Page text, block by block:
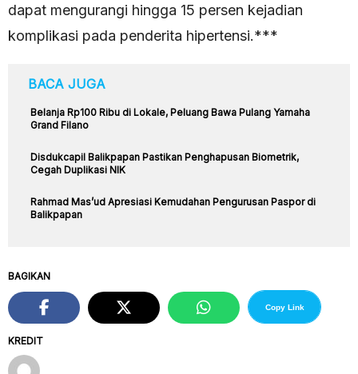
dapat mengurangi hingga 15 persen kejadian
komplikasi pada penderita hipertensi.***
BACA JUGA
Belanja Rp100 Ribu di Lokale, Peluang Bawa Pulang Yamaha
Grand Filano
Disdukcapil Balikpapan Pastikan Penghapusan Biometrik,
Cegah Duplikasi NIK
Rahmad Mas’ud Apresiasi Kemudahan Pengurusan Paspor di
Balikpapan
KREDIT
BAGIKAN
Copy Link